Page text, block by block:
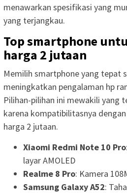
menawarkan spesifikasi yang
yang terjangkau.
Top smartphone
harga 2 jutaan
Memilih smartphone yang tepat
meningkatkan pengalaman hp
Pilihan-pilihan ini mewakili yang
karena kompatibilitasnya
harga 2 jutaan.
Xiaomi Redmi Note 10 Pro
layar AMOLED
Realme 8 Pro: Kamera
Samsung Galaxy A52: